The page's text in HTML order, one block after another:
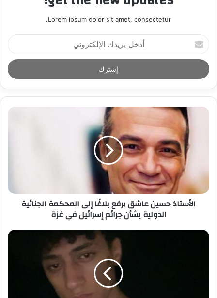
Lorem ipsum dolor sit amet, consectetur.
أ
د
خ
ل
ر
د
ك
ر
الأستاذ حسين عاشق يرفع بلاغًا إلى المحكمة الجنائية
الدولية بشأن جرائم إسرائيل في غزة